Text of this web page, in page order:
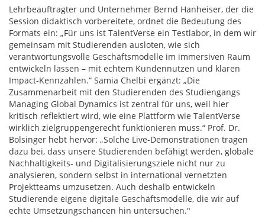
Lehrbeauftragter und Unternehmer Bernd Hanheiser, der die
Session didaktisch vorbereitete, ordnet die Bedeutung des
Formats ein: „Für uns ist TalentVerse ein Testlabor, in dem wir
gemeinsam mit Studierenden ausloten, wie sich
verantwortungsvolle Geschäftsmodelle im immersiven Raum
entwickeln lassen – mit echtem Kundennutzen und klaren
Impact-Kennzahlen.“ Samia Chelbi ergänzt: „Die
Zusammenarbeit mit den Studierenden des Studiengangs
Managing Global Dynamics ist zentral für uns, weil hier
kritisch reflektiert wird, wie eine Plattform wie TalentVerse
wirklich zielgruppengerecht funktionieren muss.“ Prof. Dr.
Bolsinger hebt hervor: „Solche Live-Demonstrationen tragen
dazu bei, dass unsere Studierenden befähigt werden, globale
Nachhaltigkeits- und Digitalisierungsziele nicht nur zu
analysieren, sondern selbst in international vernetzten
Projektteams umzusetzen. Auch deshalb entwickeln
Studierende eigene digitale Geschäftsmodelle, die wir auf
echte Umsetzungschancen hin untersuchen."